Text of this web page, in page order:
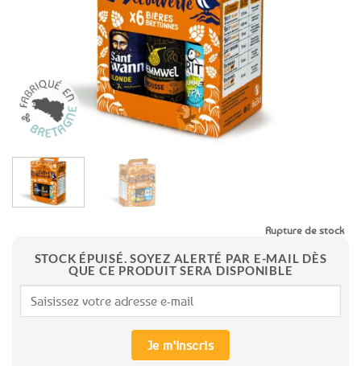
Rupture de stock
STOCK ÉPUISÉ. SOYEZ ALERTÉ PAR E-MAIL DÈS
QUE CE PRODUIT SERA DISPONIBLE
Je m'inscris